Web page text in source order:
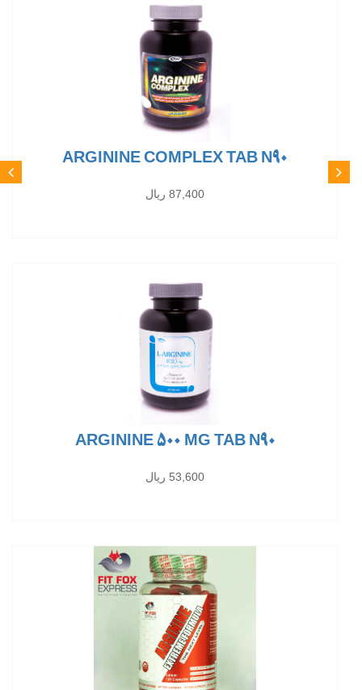
ARGININE COMPLEX TAB N90
87,400 ریال
ARGININE 500 MG TAB N90
53,600 ریال